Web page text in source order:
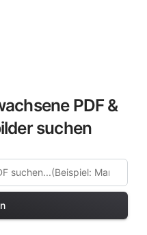
PDF &
suchen